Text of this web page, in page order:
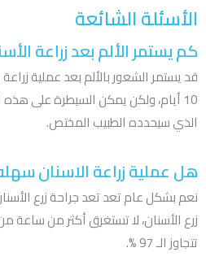
الأسئلة الشائعة
كم يستمر الألم بعد زراعة
10 أيام، ولكن يمكن السيطرة على هذه
الذي سيحدده الطبيب المختص.
هل عملية زراعة الاسنان
نعم بشكل عام تعد تعد جراحة زرع
زرع الأسنان، لا تستغرق أكثر من
تتجاوز الـ 97 %.